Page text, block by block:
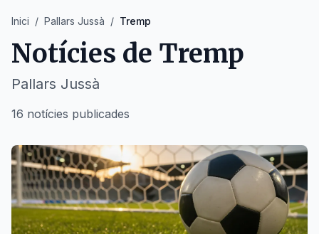
Inici / Pallars Jussà / Tremp
Notícies de Tremp
Pallars Jussà
16 notícies publicades